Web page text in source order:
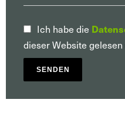
Ich habe die
dieser Website
SENDEN